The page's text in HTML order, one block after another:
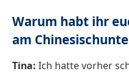
Warum habt ihr
am
Tina: Ich hatte vorher